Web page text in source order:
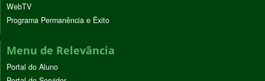
WebTV
Programa Permanência e Êxito
Menu de Relevância
Portal do Aluno